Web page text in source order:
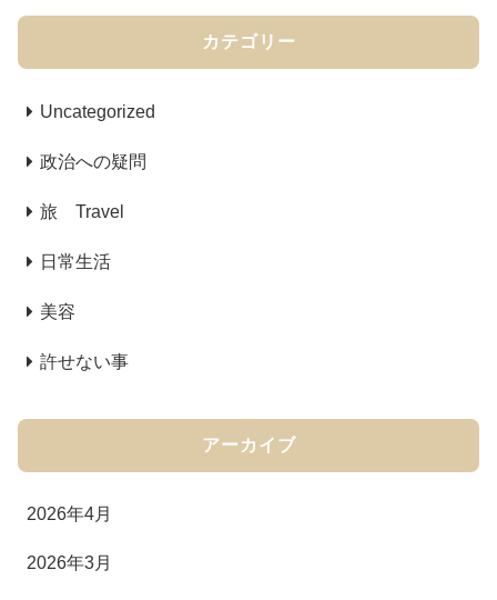
カテゴリー
Uncategorized
政治への疑問
旅 Travel
日常生活
美容
許せない事
アーカイブ
2026年4月
2026年3月